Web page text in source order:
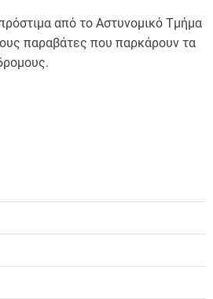
από το Αστυνομικό Τμήμα
παραβάτες που παρκάρουν τα